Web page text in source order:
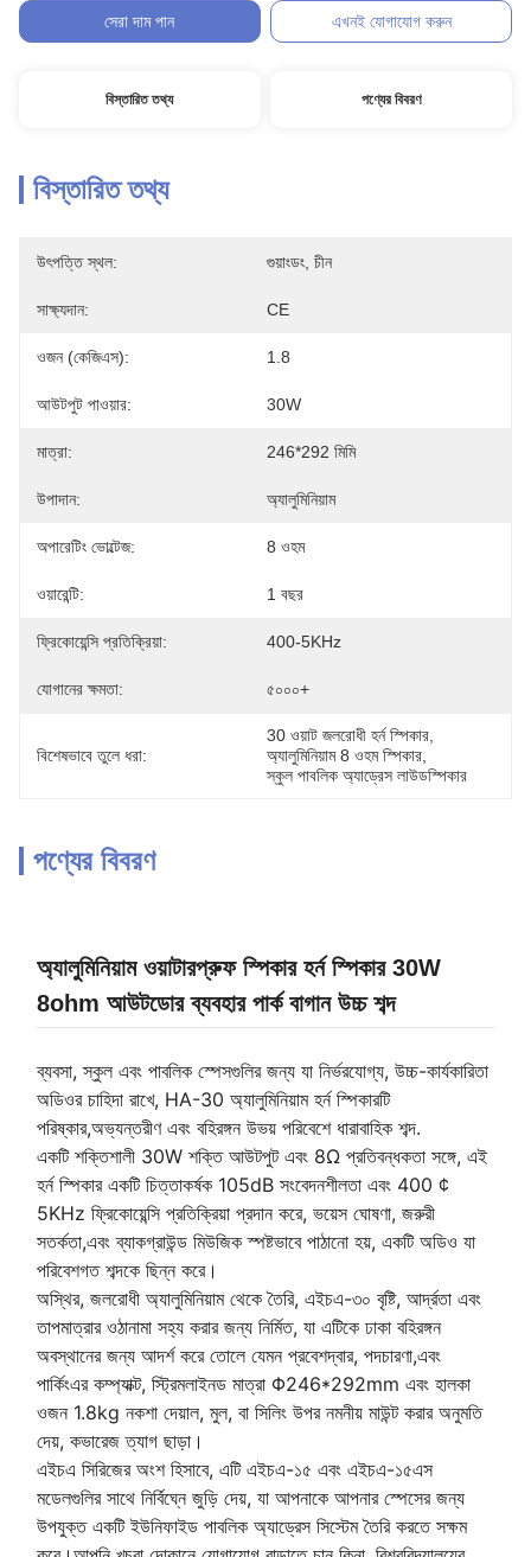
সেরা দাম পান এখনই যোগাযোগ করুন
বিস্তারিত তথ্য পণ্যের বিবরণ
বিস্তারিত তথ্য
উৎপত্তি স্থল: গুয়াংডং, চীন
সাক্ষ্যদান: CE
ওজন (কেজিএস): 1.8
আউটপুট পাওয়ার: 30W
মাত্রা: 246*292 মিমি
উপাদান: অ্যালুমিনিয়াম
অপারেটিং ভোল্টেজ: 8 ওহম
ওয়ারেন্টি: 1 বছর
ফ্রিকোয়েন্সি প্রতিক্রিয়া: 400-5KHz
যোগানের ক্ষমতা: ৫০০০+
বিশেষভাবে তুলে ধরা:
30 ওয়াট জলরোধী হর্ন স্পিকার
অ্যালুমিনিয়াম 8 ওহম স্পিকার
স্কুল পাবলিক অ্যাড্রেস লাউডস্পিকার
পণ্যের বিবরণ
অ্যালুমিনিয়াম ওয়াটারপ্রুফ স্পিকার হর্ন স্পিকার 30W
8ohm আউটডোর ব্যবহার পার্ক বাগান উচ্চ শব্দ
ব্যবসা, স্কুল এবং পাবলিক স্পেসগুলির জন্য যা নির্ভরযোগ্য, উচ্চ-কার্যকারিতা
অডিওর চাহিদা রাখে, HA-30 অ্যালুমিনিয়াম হর্ন স্পিকারটি
পরিষ্কার,অভ্যন্তরীণ এবং বহিরঙ্গন উভয় পরিবেশে ধারাবাহিক শব্দ.
একটি শক্তিশালী 30W শক্তি আউটপুট এবং 8Ω প্রতিবন্ধকতা সঙ্গে, এই
হর্ন স্পিকার একটি চিত্তাকর্ষক 105dB সংবেদনশীলতা এবং 400 ¢
5KHz ফ্রিকোয়েন্সি প্রতিক্রিয়া প্রদান করে, ভয়েস ঘোষণা, জরুরী
সতর্কতা,এবং ব্যাকগ্রাউন্ড মিউজিক স্পষ্টভাবে পাঠানো হয়, একটি অডিও যা
পরিবেশগত শব্দকে ছিন্ন করে।
অস্থির, জলরোধী অ্যালুমিনিয়াম থেকে তৈরি, এইচএ-৩০ বৃষ্টি, আর্দ্রতা এবং
তাপমাত্রার ওঠানামা সহ্য করার জন্য নির্মিত, যা এটিকে ঢাকা বহিরঙ্গন
অবস্থানের জন্য আদর্শ করে তোলে যেমন প্রবেশদ্বার, পদচারণা,এবং
পার্কিংএর কম্প্যাক্ট, স্ট্রিমলাইনড মাত্রা Φ246*292mm এবং হালকা
ওজন 1.8kg নকশা দেয়াল, মুল, বা সিলিং উপর নমনীয় মাউন্ট করার অনুমতি
দেয়, কভারেজ ত্যাগ ছাড়া।
এইচএ সিরিজের অংশ হিসাবে, এটি এইচএ-১৫ এবং এইচএ-১৫এস
মডেলগুলির সাথে নির্বিঘ্নে জুড়ি দেয়, যা আপনাকে আপনার স্পেসের জন্য
উপযুক্ত একটি ইউনিফাইড পাবলিক অ্যাড্রেস সিস্টেম তৈরি করতে সক্ষম